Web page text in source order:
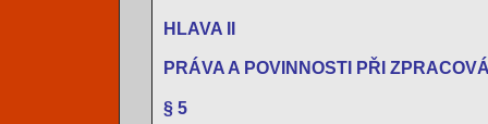
HLAVA II
PRÁVA A POVINNOSTI PŘI
§ 5